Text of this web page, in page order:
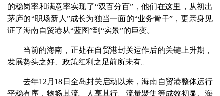
的稳岗率和满意率实现了“双百分百”，他们在这里，从初出
茅庐的“职场新人”成长为独当一面的“业务骨干”，更亲身见
证了海南自贸港从“蓝图”到“实景”的巨变。
当前的海南，正处在自贸港封关运作后的关键上升期，
发展势头之好、政策红利之足前所未有。
去年12月18日全岛封关启动以来，海南自贸港整体运行
平稳有序，物畅其流、人享其行、流量聚集等成效初显。海